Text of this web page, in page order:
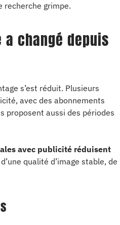
recherche grimpe.
changé depuis
s’est réduit. Plusieurs
avec des abonnements
proposent aussi des périodes
avec publicité réduisent
qualité d’image stable, de